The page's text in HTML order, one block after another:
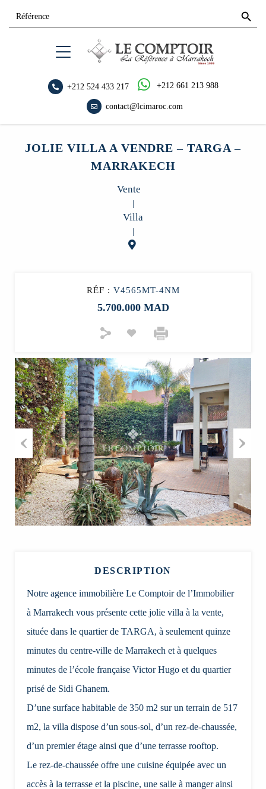
+212 524 433 217 +212 661 213 988
contact@lcimaroc.com
for:
Search
Button
JOLIE VILLA A VENDRE – TARGA –
MARRAKECH
Vente
|
Villa
|
RÉF : V4565MT-4NM
5.700.000 MAD
Previous
DESCRIPTION
Notre agence immobilière Le Comptoir de l’Immobilier
à Marrakech vous présente cette jolie villa à la vente,
située dans le quartier de TARGA, à seulement quinze
minutes du centre-ville de Marrakech et à quelques
minutes de l’école française Victor Hugo et du quartier
prisé de Sidi Ghanem.
D’une surface habitable de 350 m2 sur un terrain de 517
m2, la villa dispose d’un sous-sol, d’un rez-de-chaussée,
d’un premier étage ainsi que d’une terrasse rooftop.
Le rez-de-chaussée offre une cuisine équipée avec un
accès à la terrasse et la piscine, une salle à manger ainsi